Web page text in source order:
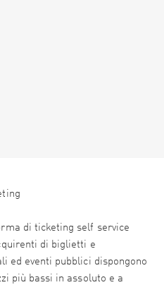
di ticketing self service
di biglietti e
ed eventi pubblici dispongono
più bassi in assoluto e a